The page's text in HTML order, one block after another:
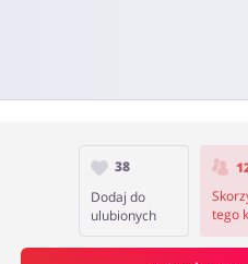
38
Dodaj do
ulubionych
tego